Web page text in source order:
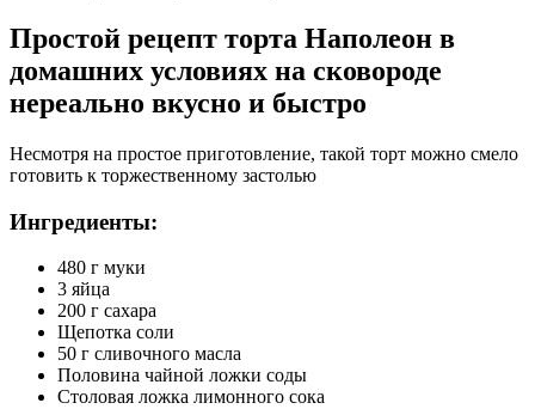
Простой рецепт торта Наполеон в
домашних условиях на сковороде
нереально вкусно и быстро
Несмотря на простое приготовление, такой торт можно смело
готовить к торжественному застолью
Ингредиенты:
480 г муки
3 яйца
200 г сахара
Щепотка соли
50 г сливочного масла
Половина чайной ложки соды
Столовая ложка лимонного сока